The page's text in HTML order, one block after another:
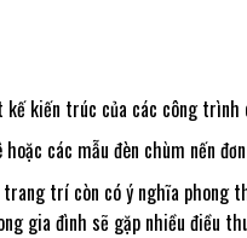
kiến trúc của các công trình
các mẫu đèn chùm nến
trí còn có ý nghĩa phong
gia đình sẽ gặp nhiều điều